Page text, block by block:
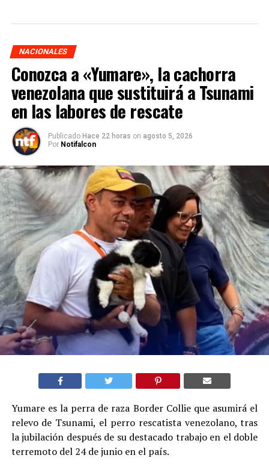
NACIONALES
Conozca a «Yumare», la cachorra
venezolana que sustituirá a Tsunami
en las labores de rescate
Publicado Hace 22 horas on agosto 5, 2026
Por Notifalcon
Yumare es la perra de raza Border Collie que asumirá el
relevo de Tsunami, el perro rescatista venezolano, tras
la jubilación después de su destacado trabajo en el doble
terremoto del 24 de junio en el país.